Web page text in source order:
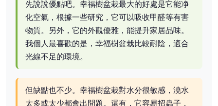
先說說優點吧。幸福樹盆栽最大的好處是它能净
化空氣，根據一些研究，它可以吸收甲醛等有害
物質。另外，它的外觀優雅，能提升家居品味。
我個人最喜歡的是，幸福樹盆栽比較耐陰，適合
光線不足的環境。
但缺點也不少。幸福樹盆栽對水分很敏感，澆水
太多或太少都會出問題。還有，它容易招蟲子，